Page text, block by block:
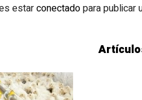
estarconectadopara publicar